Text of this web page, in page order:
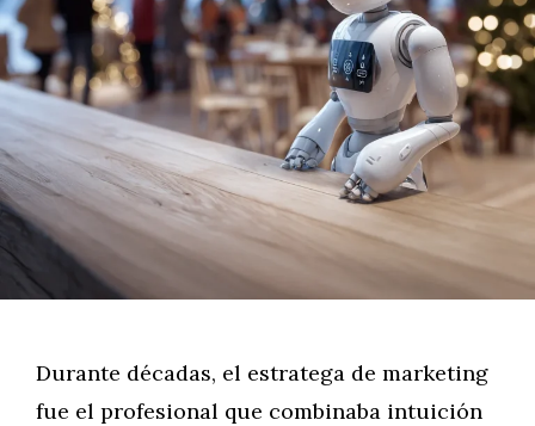
Durante décadas, el estratega de marketing
fue el profesional que combinaba intuición